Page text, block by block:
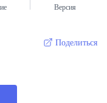
Версия
Поделиться